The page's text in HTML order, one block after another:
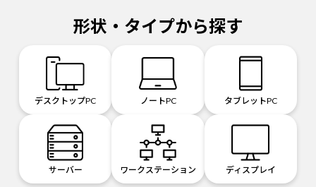
形状・タイプから探す
デスクトップPC ノートPC タブレットPC
サーバー ワークステーション ディスプレイ